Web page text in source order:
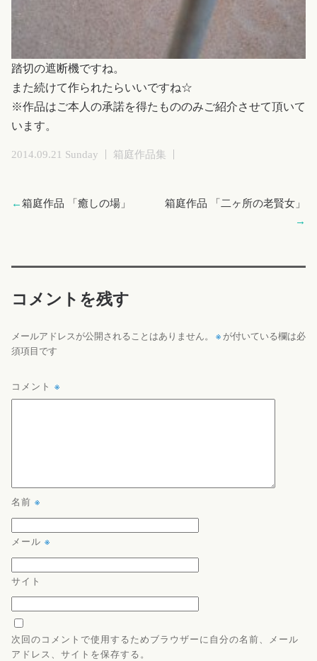
踏切の遮断機ですね。
また続けて作られたらいいですね☆
※作品はご本人の承諾を得たもののみご紹介させて頂いて
います。
2014.09.21 Sunday 箱庭作品集
←箱庭作品 「癒しの場」
箱庭作品 「二ヶ所の老賢女」
→
コメントを残す
メールアドレスが公開されることはありません。 ※ が付いている欄は必
須項目です
コメント ※
名前 ※
メール ※
サイト
次回のコメントで使用するためブラウザーに自分の名前、メール
アドレス、サイトを保存する。